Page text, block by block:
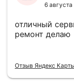
6
отличный
ремонт делаю
Отзыв Яндекс Карты